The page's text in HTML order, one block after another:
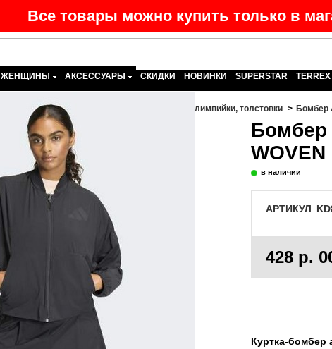
Все товары можно купить только в
ЖЕНЩИНЫ АКСЕССУАРЫ СКИДКИ НОВИНКИ SUPERSTAR TERREX
> Женщины Ветровки, олимпийки, толстовки > Бомбер
Бомбер
WOVEN
в наличии
АРТИКУЛ
428 р.
Куртка-бомбер